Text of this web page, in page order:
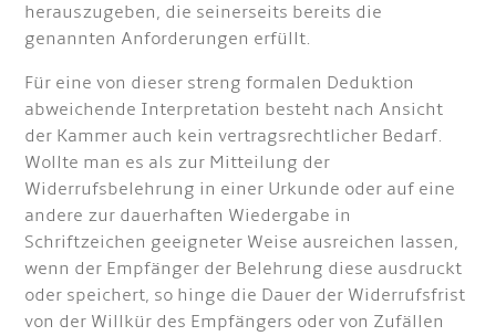
herauszugeben, die seinerseits bereits die
genannten Anforderungen erfüllt.
Für eine von dieser streng formalen Deduktion
abweichende Interpretation besteht nach Ansicht
der Kammer auch kein vertragsrechtlicher Bedarf.
Wollte man es als zur Mitteilung der
Widerrufsbelehrung in einer Urkunde oder auf eine
andere zur dauerhaften Wiedergabe in
Schriftzeichen geeigneter Weise ausreichen lassen,
wenn der Empfänger der Belehrung diese ausdruckt
oder speichert, so hinge die Dauer der Widerrufsfrist
von der Willkür des Empfängers oder von Zufällen